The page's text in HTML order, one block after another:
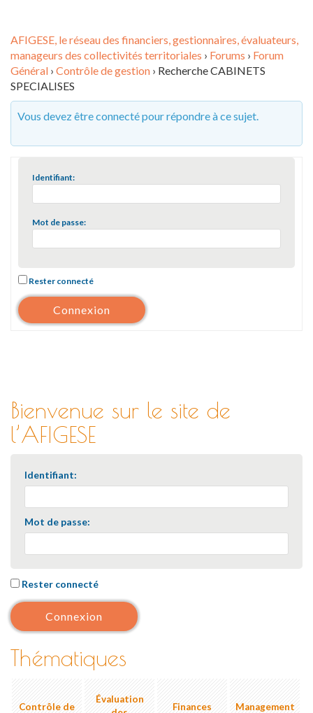
n
AFIGESE, le réseau des financiers, gestionnaires, évaluateurs,
manageurs des collectivités territoriales › Forums › Forum
Général › Contrôle de gestion › Recherche CABINETS
SPECIALISES
Vous devez être connecté pour répondre à ce sujet.
Identifiant:
Mot de passe:
Rester connecté
Connexion
Bienvenue sur le site de
l’AFIGESE
Identifiant:
Mot de passe:
Rester connecté
Connexion
Thématiques
Contrôle de
Évaluation
Finances Management